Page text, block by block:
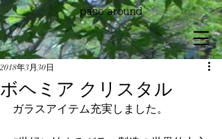
ボヘミア クリスタル
2018年3月30日
ガラスアイテム充実しました。